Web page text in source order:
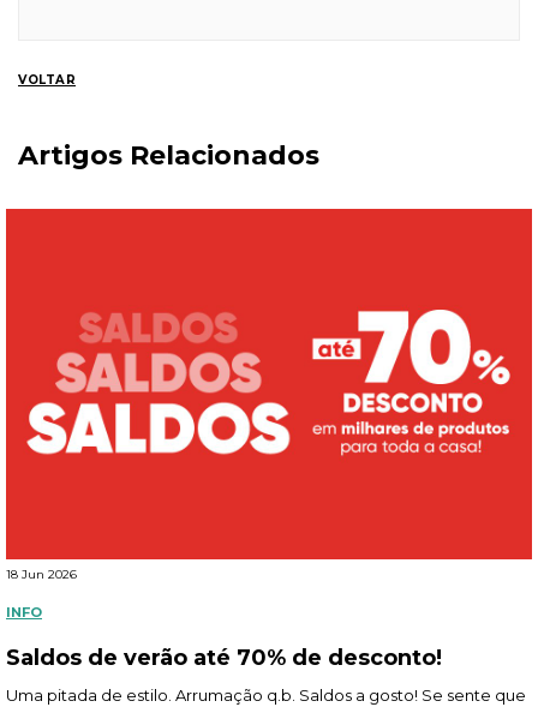
VOLTAR
Artigos Relacionados
18 Jun 2026
INFO
Saldos de verão até 70% de desconto!
Uma pitada de estilo. Arrumação q.b. Saldos a gosto! Se sente que